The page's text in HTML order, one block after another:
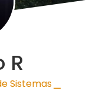
R
Sistemas |